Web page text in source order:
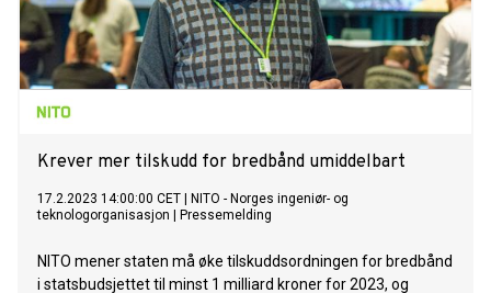
Krever mer tilskudd for bredbånd umiddelbart
17.2.2023 14:00:00 CET
NITO - Norges ingeniør- og
teknologorganisasjon
Pressemelding
NITO mener staten må øke tilskuddsordningen for bredbånd
i statsbudsjettet til minst 1 milliard kroner for 2023, og